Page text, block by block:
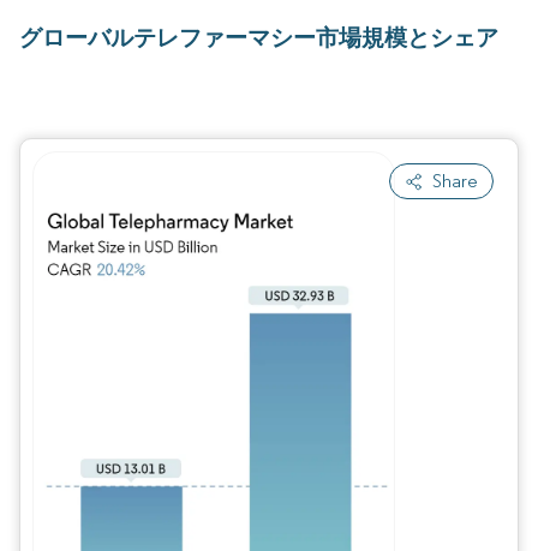
グローバルテレファーマシー市場規模とシェア
Share